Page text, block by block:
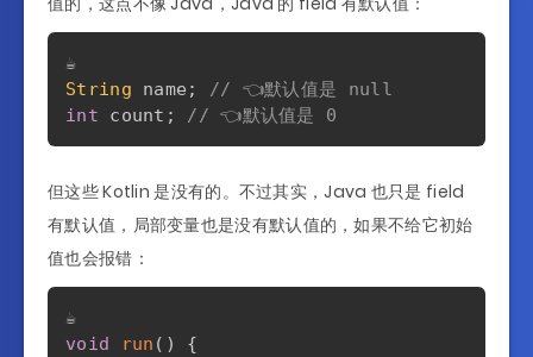
String name ;
// 👈默认值是 null
int count ; // 👈默认值是 0
但这些 Kotlin 是没有的。不过其实，Java 也只是 field
有默认值，局部变量也是没有默认值的，如果不给它初始
值也会报错：
void
run ( )
{